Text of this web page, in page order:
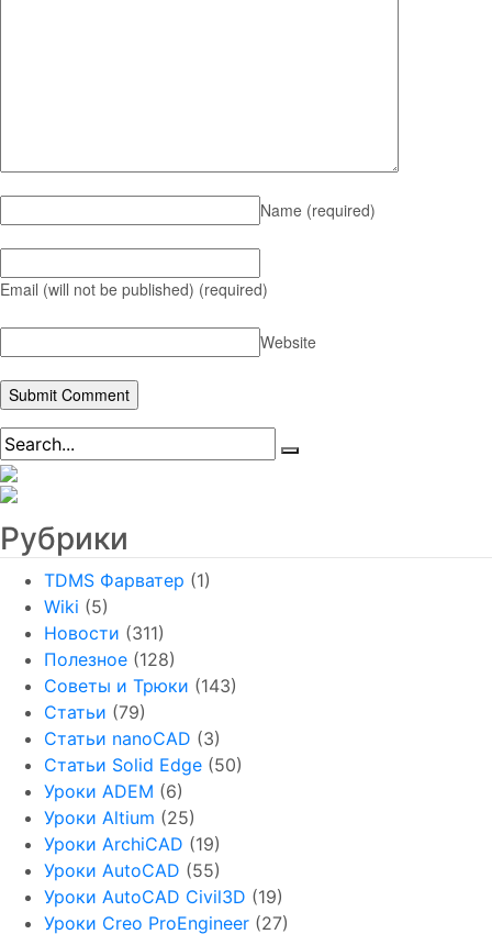
Name (required)
Email (will not be published) (required)
Website
Рубрики
TDMS Фарватер (1)
Wiki (5)
Новости (311)
Полезное (128)
Советы и Трюки (143)
Статьи (79)
Статьи nanoCAD (3)
Статьи Solid Edge (50)
Уроки ADEM (6)
Уроки Altium (25)
Уроки ArchiCAD (19)
Уроки AutoCAD (55)
Уроки AutoCAD Civil3D (19)
Уроки Creo ProEngineer (27)